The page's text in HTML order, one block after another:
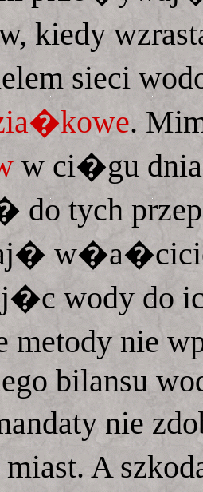
kiedy
sieci
.
w ci�gu
do tych
wody do
nie
bilansu
nie
A